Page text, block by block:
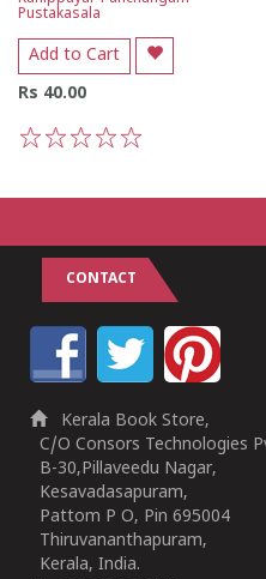
Pustakasala
Add to Cart
Rs 40.00
CONTACT
Kerala Book Store,
C/O Consors Technologies
B-30,Pillaveedu Nagar,
Kesavadasapuram,
Pattom P O, Pin 695004
Thiruvananthapuram,
Kerala, India.